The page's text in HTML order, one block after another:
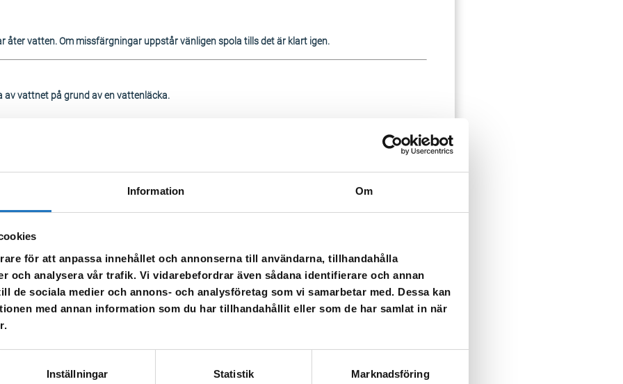
Information Om
för att anpassa innehållet och annonserna till användarna, tillhandahålla
och analysera vår trafik. Vi vidarebefordrar även sådana identifierare och annan
de sociala medier och annons- och analysföretag som vi samarbetar med. Dessa kan
med annan information som du har tillhandahållit eller som de har samlat in när
Inställningar Statistik Marknadsföring
åter vatten. Om missfärgningar uppstår vänligen spola tills det är klart igen.
av vattnet på grund av en vattenläcka.
det vara missfärgat – spola då i kranen tills vattnet blir klart igen.